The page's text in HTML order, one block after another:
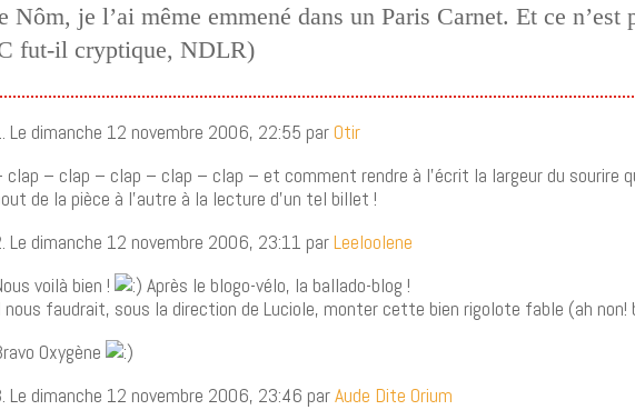
Nôm, je l’ai même emmené dans un Paris Carnet. Et ce n’est
fut-il cryptique, NDLR)
Le dimanche 12 novembre 2006, 22:55 parOtir
clap – clap – clap – clap – clap – et comment rendre à l’écrit la largeur du sourire
de la pièce à l’autre à la lecture d’un tel billet !
Le dimanche 12 novembre 2006, 23:11 parLeeloolene
voilà bien !
Après le blogo-vélo, la ballado-blog !
nous faudrait, sous la direction de Luciole, monter cette bien rigolote fable (ah non!
Oxygène
Le dimanche 12 novembre 2006, 23:46 parAude Dite Orium